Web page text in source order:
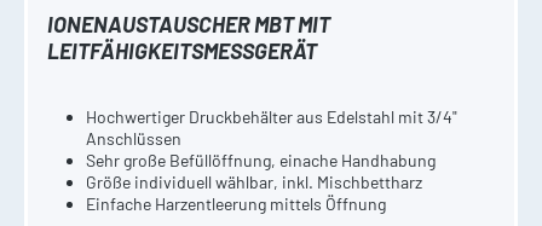
IONENAUSTAUSCHER MBT MIT
LEITFÄHIGKEITSMESSGERÄT
Hochwertiger Druckbehälter aus Edelstahl mit 3/4"
Anschlüssen
Sehr große Befüllöffnung, einache Handhabung
Größe individuell wählbar, inkl. Mischbettharz
Einfache Harzentleerung mittels Öffnung